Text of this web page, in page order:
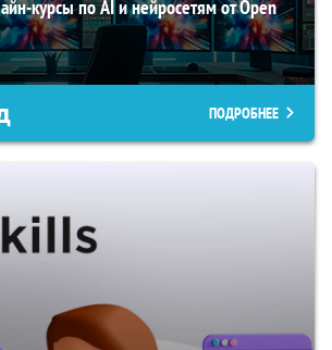
курсы по AI и нейросетям от Open
ПОДРОБНЕЕ